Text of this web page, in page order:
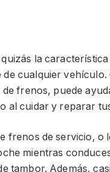
la característica
de cualquier
frenos, puede
al cuidar y reparar
frenos de servicio, o
mientras
tambor. Además,